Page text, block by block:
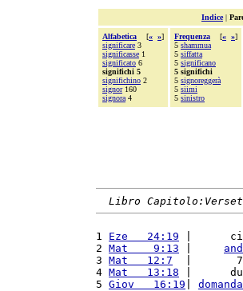
Indice|
Alfabetica [« »]
significare 3
significasse 1
significato 6
significhi 5
significhino 2
signor160
signora 4
Frequenza [« »]
5 shammua
5 siffatta
5 significano
5 significhi
5 signoreggerà
5 siimi
5 sinistro
Libro
1 Eze   24:19 |      ci
2 Mat    9:13
3 Mat   12:7
|
4 Mat   13:18 |
5 Giov   16:19